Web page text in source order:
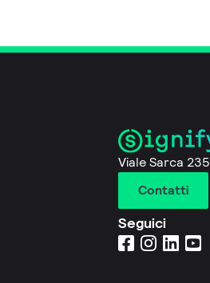
Viale Sarca
Contatti
Seguici